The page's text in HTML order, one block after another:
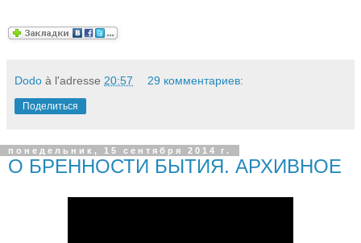
Dodo à l'adresse 20:57 29 комментариев:
Поделиться
понедельник, 15 сентября 2014 г.
О БРЕННОСТИ БЫТИЯ. АРХИВНОЕ